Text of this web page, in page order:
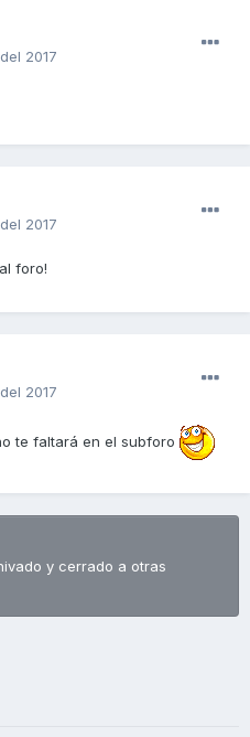
2017
2017
foro!
2017
te faltará en el subforo
y cerrado a otras